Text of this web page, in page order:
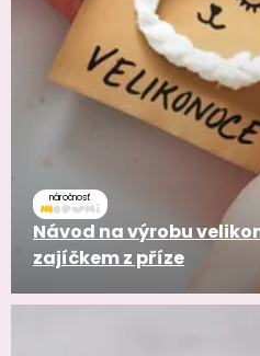
náročnosť
Návod na výrobu
zajíčkem z příze